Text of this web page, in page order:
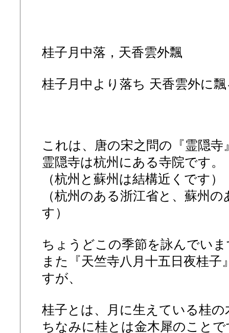
桂子月中落，天香雲外飄
桂子月中より落ち 天香雲外に
これは、唐の宋之問の『霊隠
霊隠寺は杭州にある寺院です。
（杭州と蘇州は結構近くです）
（杭州のある浙江省と、蘇州
す）
ちょうどこの季節を詠んでい
また『天竺寺八月十五日夜桂
すが、
桂子とは、月に生えている桂の
ちなみに桂とは金木犀のこと